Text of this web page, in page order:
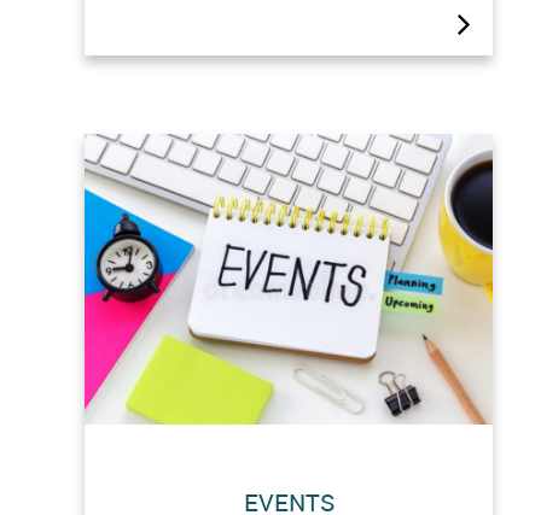
Pas systématiquement les mêmes
EVENTS